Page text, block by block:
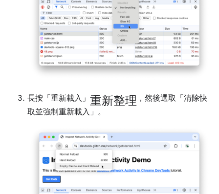
長按「重新載入」 重新整理 ，然後選取「清除快
取並強制重新載入」 。